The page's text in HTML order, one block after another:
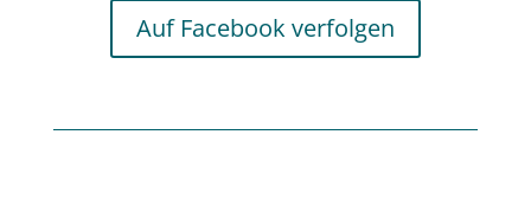
Auf Facebook verfolgen